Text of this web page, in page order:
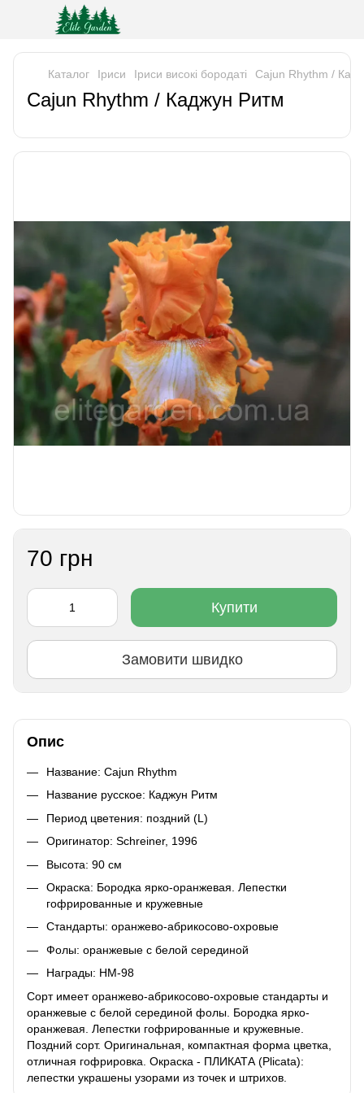
Каталог Iриси Іриси високі бородаті Cajun Rhythm /
Cajun Rhythm / Каджун Ритм
70 грн
Купити
Замовити швидко
Опис
Название: Cajun Rhythm
Название русское: Каджун Ритм
Период цветения: поздний (L)
Оригинатор: Schreiner, 1996
Высота: 90 см
Окраска: Бородка ярко-оранжевая. Лепестки
гофрированные и кружевные
Стандарты: оранжево-абрикосово-охровые
Фолы: оранжевые с белой серединой
Награды: HM-98
Сорт имеет оранжево-абрикосово-охровые стандарты и
оранжевые с белой серединой фолы. Бородка ярко-
оранжевая. Лепестки гофрированные и кружевные.
Поздний сорт. Оригинальная, компактная форма цветка,
отличная гофрировка. Окраска - ПЛИКАТА (Plicata):
лепестки украшены узорами из точек и штрихов.